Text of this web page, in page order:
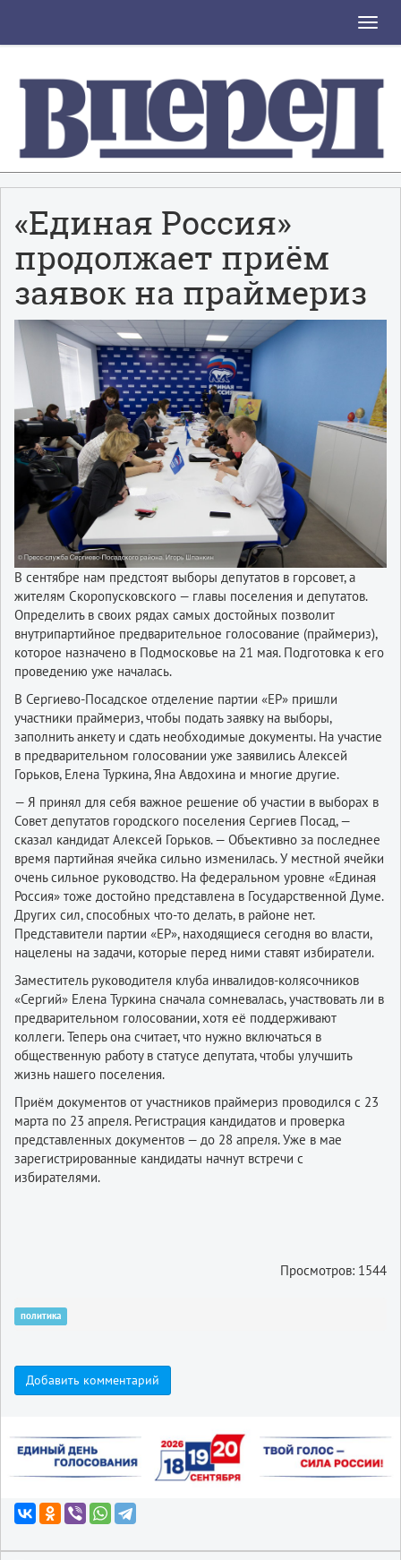
Toggle
«Единая Россия»
продолжает приём
заявок на праймериз
В сентябре нам предстоят выборы депутатов в горсовет, а
жителям Скоропусковского — главы поселения и депутатов.
Определить в своих рядах самых достойных позволит
внутрипартийное предварительное голосование (праймериз),
которое назначено в Подмосковье на 21 мая. Подготовка к его
проведению уже началась.
В Сергиево-Посадское отделение партии «ЕР» пришли
участники праймериз, чтобы подать заявку на выборы,
заполнить анкету и сдать необходимые документы. На участие
в предварительном голосовании уже заявились Алексей
Горьков, Елена Туркина, Яна Авдохина и многие другие.
— Я принял для себя важное решение об участии в выборах в
Совет депутатов городского поселения Сергиев Посад, —
сказал кандидат Алексей Горьков. — Объективно за последнее
время партийная ячейка сильно изменилась. У местной ячейки
очень сильное руководство. На федеральном уровне «Единая
Россия» тоже достойно представлена в Государственной Думе.
Других сил, способных что-то делать, в районе нет.
Представители партии «ЕР», находящиеся сегодня во власти,
нацелены на задачи, которые перед ними ставят избиратели.
Заместитель руководителя клуба инвалидов-колясочников
«Сергий» Елена Туркина сначала сомневалась, участвовать ли в
предварительном голосовании, хотя её поддерживают
коллеги. Теперь она считает, что нужно включаться в
общественную работу в статусе депутата, чтобы улучшить
жизнь нашего поселения.
Приём документов от участников праймериз проводился с 23
марта по 23 апреля. Регистрация кандидатов и проверка
представленных документов — до 28 апреля. Уже в мае
зарегистрированные кандидаты начнут встречи с
избирателями.
Просмотров: 1544
политика
Добавить комментарий